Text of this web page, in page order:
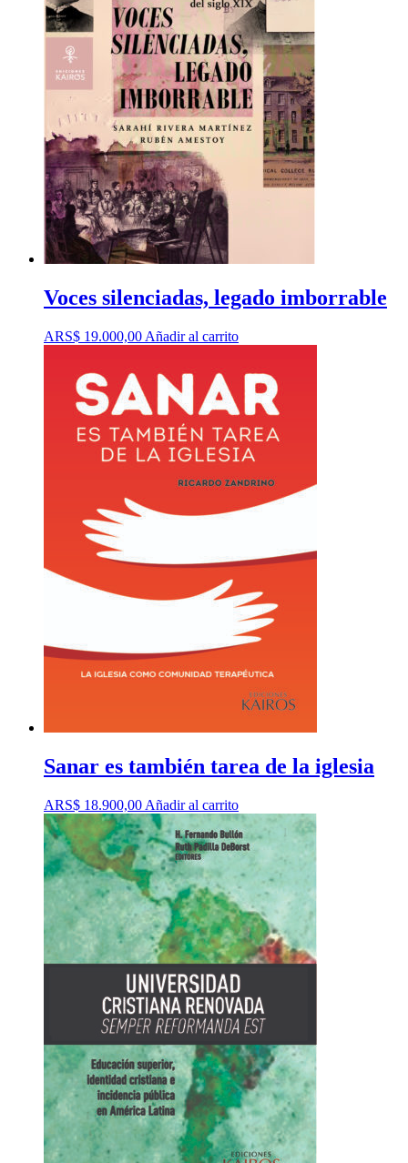
Voces silenciadas, legado imborrable
ARS$ 19.000,00 Añadir al carrito
Sanar es también tarea de la iglesia
ARS$ 18.900,00 Añadir al carrito